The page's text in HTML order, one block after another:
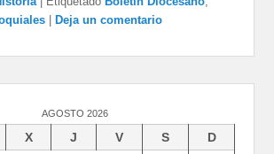
Deja un comentario
AGOSTO 2026
X J V S
D